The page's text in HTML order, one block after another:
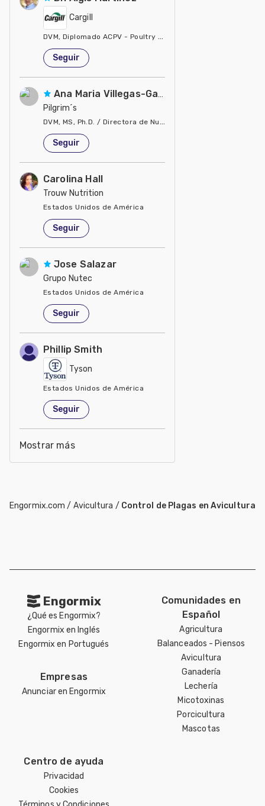
Cargill
DVM, Diplomado ACPV - Poultry Veterinarian North America
Estados Unidos de América
Seguir
Ana Maria Villegas-Gamble
Pilgrim´s
DVM, MS, Ph.D. / Directora de Nutrición
Estados Unidos de América
Seguir
Carolina Hall
Trouw Nutrition
Estados Unidos de América
Seguir
Jose Salazar
Grupo Nutec
Estados Unidos de América
Seguir
Phillip Smith
Tyson
Estados Unidos de América
Seguir
Mostrar más
Engormix.com / Avicultura / Control de Plagas en Avicultura
Engormix
¿Qué es Engormix?
Engormix en Inglés
Engormix en Portugués
Empresas
Anunciar en Engormix
Comunidades en
Español
Agricultura
Balanceados - Piensos
Avicultura
Ganadería
Lechería
Micotoxinas
Porcicultura
Mascotas
Centro de ayuda
Privacidad
Cookies